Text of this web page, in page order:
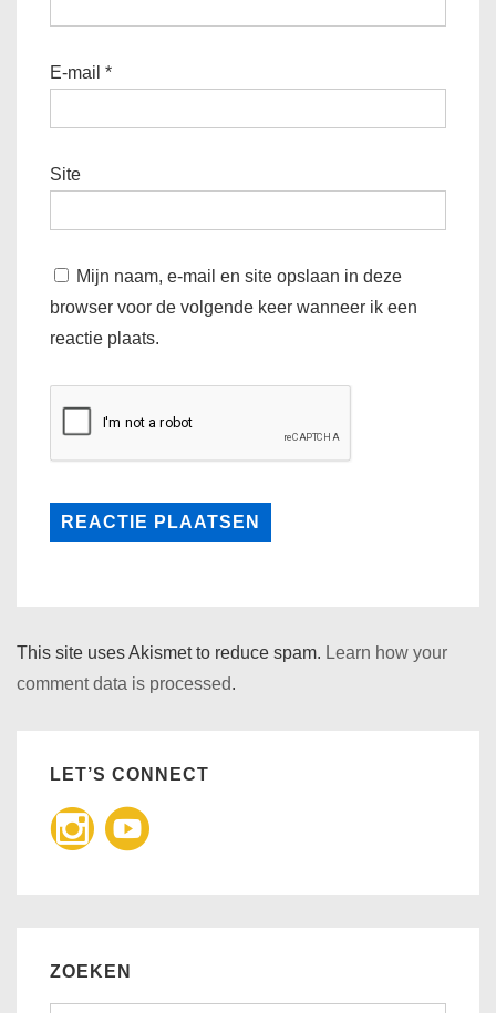
E-mail *
Site
Mijn naam, e-mail en site opslaan in deze
browser voor de volgende keer wanneer ik een
reactie plaats.
This site uses Akismet to reduce spam. Learn how your
comment data is processed.
LET’S CONNECT
ZOEKEN